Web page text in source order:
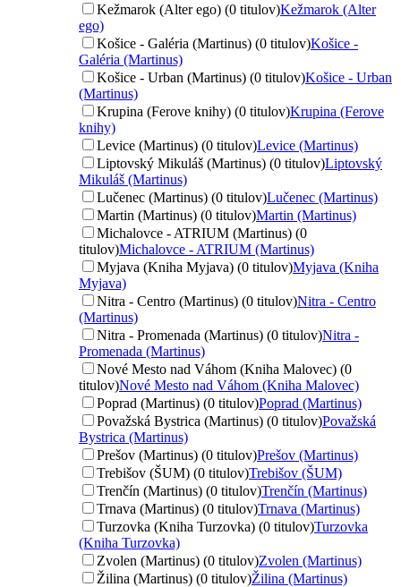
Kežmarok (Alter ego) (0 titulov)Kežmarok (Alter
ego)
Košice - Galéria (Martinus) (0 titulov)Košice -
Galéria (Martinus)
Košice - Urban (Martinus) (0 titulov)Košice - Urban
(Martinus)
Krupina (Ferove knihy) (0 titulov)Krupina (Ferove
knihy)
Levice (Martinus) (0 titulov)Levice (Martinus)
Liptovský Mikuláš (Martinus) (0 titulov)Liptovský
Mikuláš (Martinus)
Lučenec (Martinus) (0 titulov)Lučenec (Martinus)
Martin (Martinus) (0 titulov)Martin (Martinus)
Michalovce - ATRIUM (Martinus) (0
titulov)Michalovce - ATRIUM (Martinus)
Myjava (Kniha Myjava) (0 titulov)Myjava (Kniha
Myjava)
Nitra - Centro (Martinus) (0 titulov)Nitra - Centro
(Martinus)
Nitra - Promenada (Martinus) (0 titulov)Nitra -
Promenada (Martinus)
Nové Mesto nad Váhom (Kniha Malovec) (0
titulov)Nové Mesto nad Váhom (Kniha Malovec)
Poprad (Martinus) (0 titulov)Poprad (Martinus)
Považská Bystrica (Martinus) (0 titulov)Považská
Bystrica (Martinus)
Prešov (Martinus) (0 titulov)Prešov (Martinus)
Trebišov (ŠUM) (0 titulov)Trebišov (ŠUM)
Trenčín (Martinus) (0 titulov)Trenčín (Martinus)
Trnava (Martinus) (0 titulov)Trnava (Martinus)
Turzovka (Kniha Turzovka) (0 titulov)Turzovka
(Kniha Turzovka)
Zvolen (Martinus) (0 titulov)Zvolen (Martinus)
Žilina (Martinus) (0 titulov)Žilina (Martinus)